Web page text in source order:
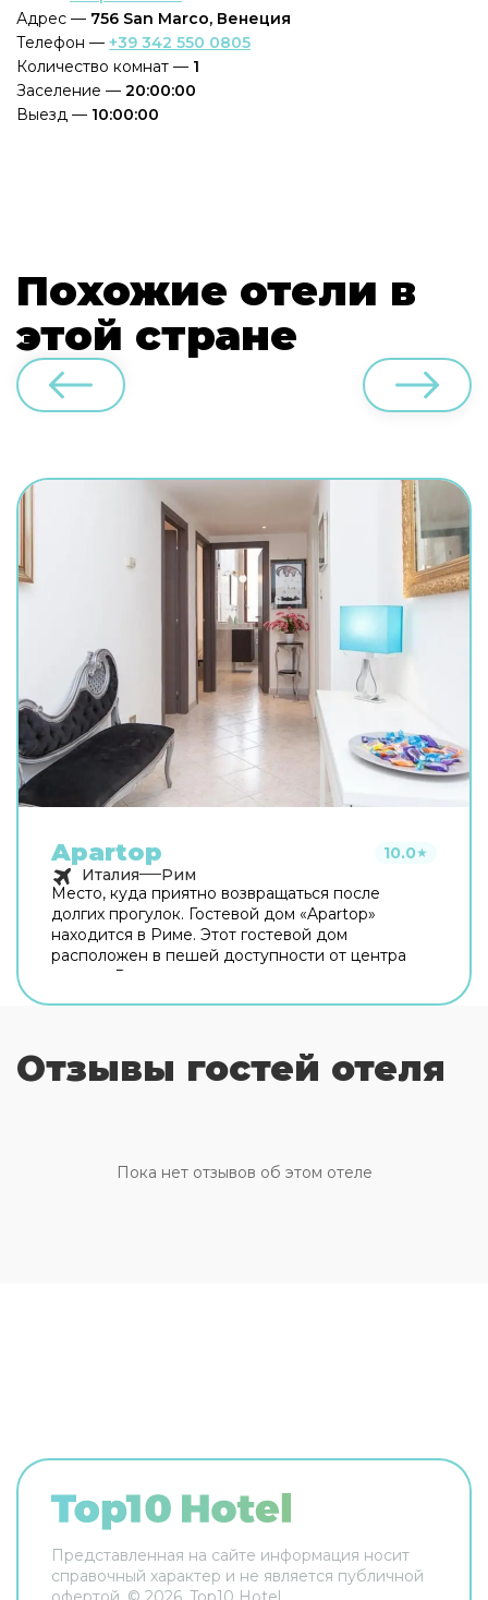
Адрес — 756 San Marco, Венеция
Телефон — +39 342 550 0805
Количество комнат — 1
Заселение — 20:00:00
Выезд — 10:00:00
Похожие отели в
этой стране
Apartop 10.0★
Италия
Рим
Место, куда приятно возвращаться после
долгих прогулок. Гостевой дом «Apartop»
находится в Риме. Этот гостевой дом
расположен в пешей доступности от центра
города. Рядом с гостевым домом можно
В гостевом доме есть бесплатный Wi-Fi. Для
путешественников на машине организована
передвижения возможна организация
трансфера. Доступная среда: работает лифт. А
Отзывы гостей отеля
Пока нет отзывов об этом отеле
Представленная на сайте информация носит
справочный характер и не является публичной